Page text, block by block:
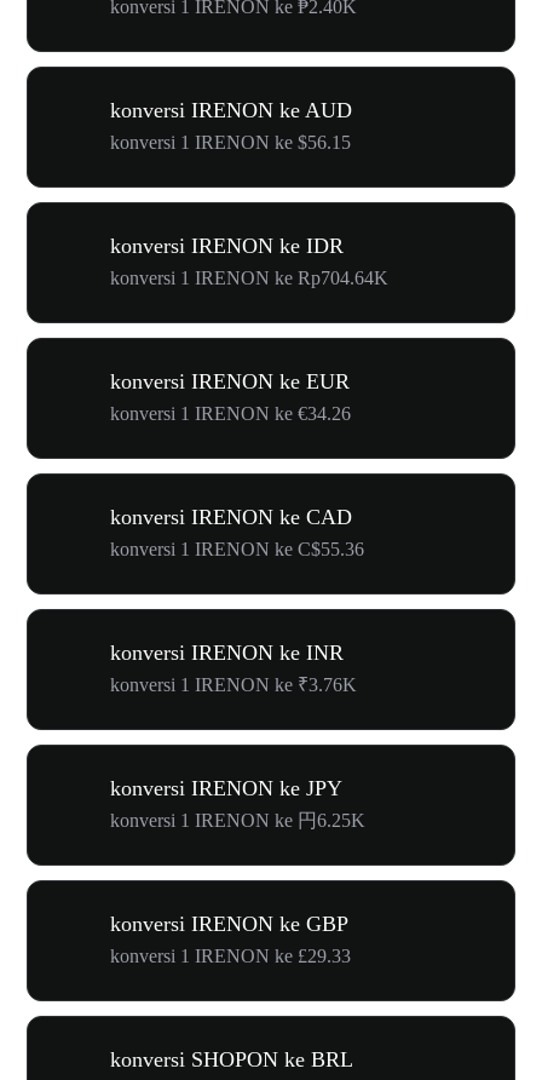
konversi 1 IRENON ke ₱2.40K
konversi IRENON ke AUD
konversi 1 IRENON ke $56.15
konversi IRENON ke IDR
konversi 1 IRENON ke Rp704.64K
konversi IRENON ke EUR
konversi 1 IRENON ke €34.26
konversi IRENON ke CAD
konversi 1 IRENON ke C$55.36
konversi IRENON ke INR
konversi 1 IRENON ke ₹3.76K
konversi IRENON ke JPY
konversi 1 IRENON ke 円6.25K
konversi IRENON ke GBP
konversi 1 IRENON ke £29.33
konversi SHOPON ke BRL